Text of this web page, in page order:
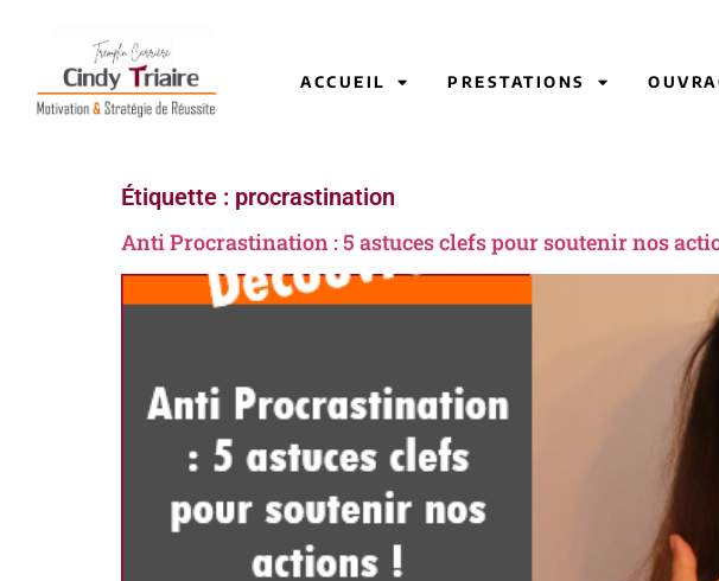
ACCUEIL PRESTATIONS
Étiquette : procrastination
Anti Procrastination : 5 astuces clefs pour soutenir nos